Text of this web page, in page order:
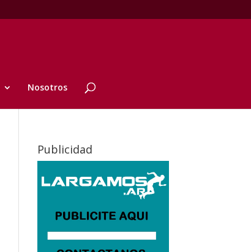
Nosotros
Publicidad